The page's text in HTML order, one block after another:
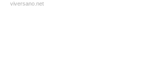
viversano.net